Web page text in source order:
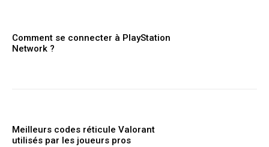
Comment se connecter à PlayStation
Network ?
Meilleurs codes réticule Valorant
utilisés par les joueurs pros